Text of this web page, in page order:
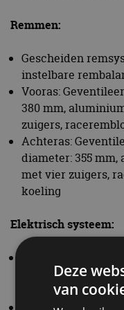
Remmen:
Gescheiden
instelbare
Vooras:
380 mm,
zuigers,
Achteras:
diameter: 355
met vier zuigers,
koeling
Elektrisch systeem:
geïntegreerde
turbodrukmeter
Deze
van